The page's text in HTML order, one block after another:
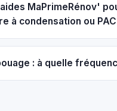
MaPrimeRénov'
à condensation ou
: à quelle